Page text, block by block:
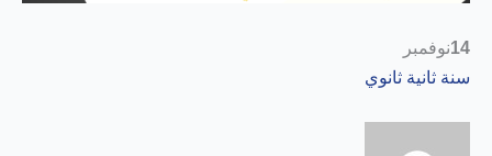
14نوفمبر
سنة ثانية ثانوي